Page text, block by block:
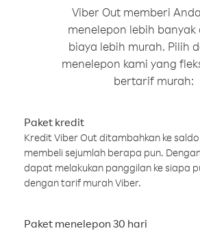
Viber Out memberi
menelepon lebih banyak
biaya lebih murah. Pilih
menelepon kami yang
bertarif murah:
Paket kredit
Kredit Viber Out ditambahkan ke
membeli sejumlah berapa pun.
dapat melakukan panggilan ke siapa
dengan tarif murah Viber.
Paket menelepon 30 hari